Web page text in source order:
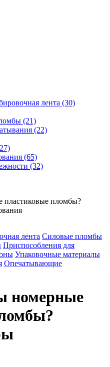
лента (30)
(21)
(22)
(65)
(32)
пломбы?
лента Силовые пломбы
Приспособления для
Упаковочные материалы
Опечатывающие
номерные